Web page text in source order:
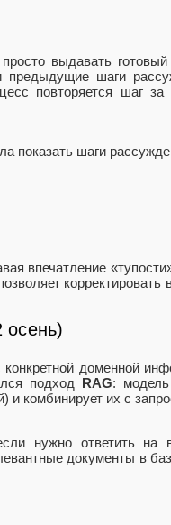
выдавать готовый
предыдущие шаги
повторяется шаг
показать шаги
впечатление
осень)
доменной
подход RAG: модель
и комбинирует их с
нужно ответить на
документы в